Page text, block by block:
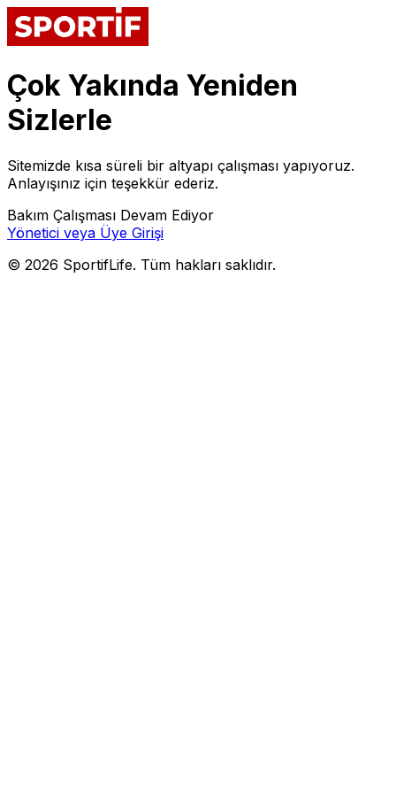
Çok Yakında Yeniden
Sizlerle
Sitemizde kısa süreli bir altyapı çalışması yapıyoruz.
Anlayışınız için teşekkür ederiz.
Bakım Çalışması Devam Ediyor
Yönetici veya Üye Girişi
© 2026 SportifLife. Tüm hakları saklıdır.